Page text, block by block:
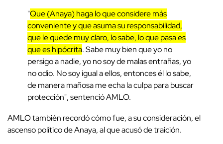
"Que (Anaya) haga lo que considere más
conveniente y que asuma su responsabilidad,
que le quede muy claro, lo sabe, lo que pasa es
que es hipócrita. Sabe muy bien que yo no
persigo a nadie, yo no soy de malas entrañas, yo
no odio. No soy igual a ellos, entonces él lo sabe,
de manera mañosa me echa la culpa para buscar
protección", sentenció AMLO.
AMLO también recordó cómo fue, a su consideración, el
ascenso político de Anaya, al que acusó de traición.